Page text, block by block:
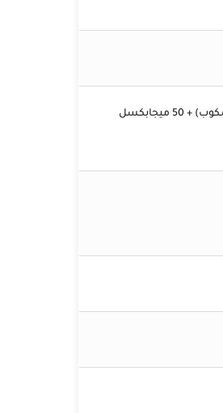
كاميرا رباعية: 50 ميجابكسل (عريضة) + 50 ميجابكسل (تليفوتو) + 50 ميجابكسل (بيريسكوب) + 50 ميجابكسل